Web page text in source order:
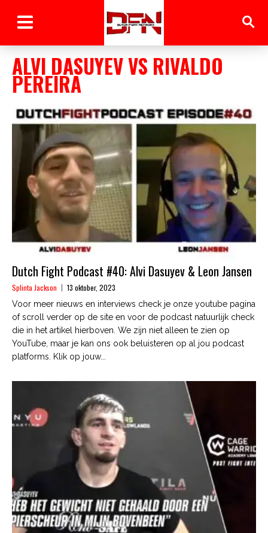
ALVI DASUYEV VS RIVALDO
PEREIRA
Dutch Fight Podcast #40: Alvi Dasuyev & Leon Jansen
Splinta Jackson 13 oktober, 2023
Voor meer nieuws en interviews check je onze youtube pagina
of scroll verder op de site en voor de podcast natuurlijk check
die in het artikel hierboven. We zijn niet alleen te zien op
YouTube, maar je kan ons ook beluisteren op al jou podcast
platforms. Klik op jouw...